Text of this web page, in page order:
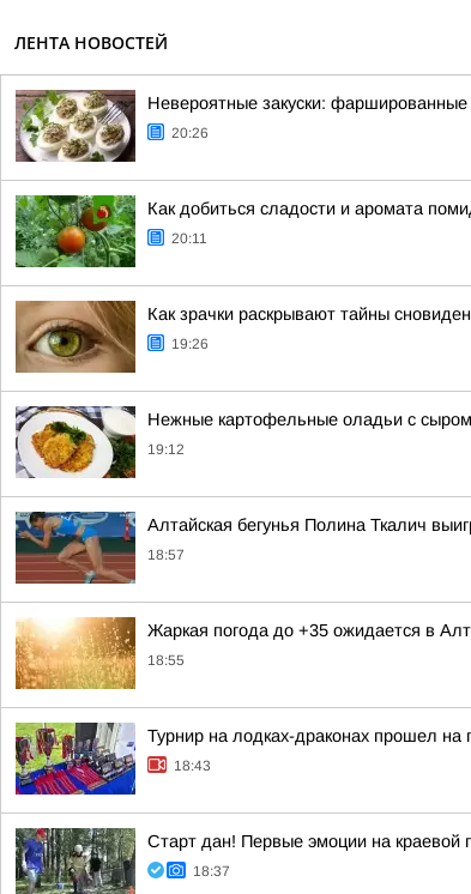
ЛЕНТА НОВОСТЕЙ
Невероятные закуски: фаршированные
20:26
Как добиться сладости и аромата
20:11
Как зрачки раскрывают тайны
19:26
Нежные картофельные оладьи с
19:12
Алтайская бегунья Полина Ткалич
18:57
Жаркая погода до +35 ожидается в
18:55
Турнир на лодках-драконах прошел на
18:43
Старт дан! Первые эмоции на краевой
18:37